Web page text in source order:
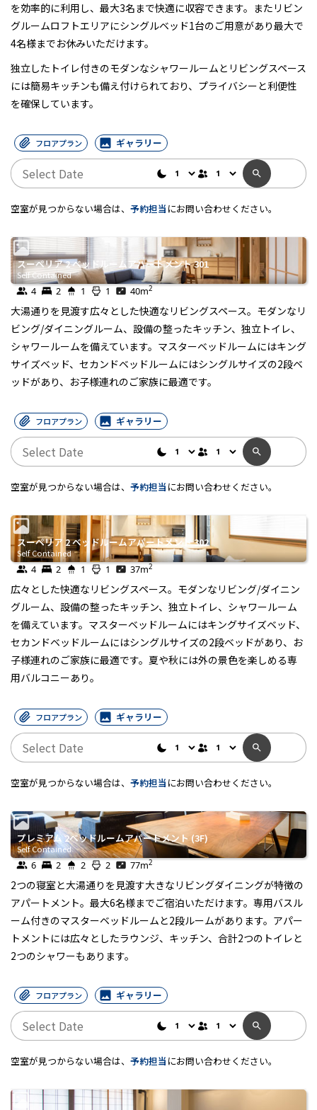
を効率的に利用し、最大3名まで快適に収容できます。またリビン
グルームロフトエリアにシングルベッド1台のご用意があり最大で
4名様までお休みいただけます。
独立したトイレ付きのモダンなシャワールームとリビングスペース
には簡易キッチンも備え付けられており、プライバシーと利便性
を確保しています。
フロアプラン ギャラリー
空室が見つからない場合は、 予約担当 にお問い合わせください。
スーペリア 2 ベッドルームアパートメント 301
Self Contained
4 2 1 1 40m2
大湯通りを見渡す広々とした快適なリビングスペース。モダンなリ
ビング/ダイニングルーム、設備の整ったキッチン、独立トイレ、
シャワールームを備えています。マスターベッドルームにはキング
サイズベッド、セカンドベッドルームにはシングルサイズの2段ベ
ッドがあり、お子様連れのご家族に最適です。
フロアプラン ギャラリー
空室が見つからない場合は、 予約担当 にお問い合わせください。
スーペリア 2 ベッドルームアパートメント 302
Self Contained
4 2 1 1 37m2
広々とした快適なリビングスペース。モダンなリビング/ダイニン
グルーム、設備の整ったキッチン、独立トイレ、シャワールーム
を備えています。マスターベッドルームにはキングサイズベッド、
セカンドベッドルームにはシングルサイズの2段ベッドがあり、お
子様連れのご家族に最適です。夏や秋には外の景色を楽しめる専
用バルコニーあり。
フロアプラン ギャラリー
空室が見つからない場合は、 予約担当 にお問い合わせください。
プレミアム 2ベッドルームアパートメント (3F)
Self Contained
6 2 2 2 77m2
2つの寝室と大湯通りを見渡す大きなリビングダイニングが特徴の
アパートメント。最大6名様までご宿泊いただけます。専用バスル
ーム付きのマスターベッドルームと2段ルームがあります。アパー
トメントには広々としたラウンジ、キッチン、合計2つのトイレと
2つのシャワーもあります。
フロアプラン ギャラリー
空室が見つからない場合は、 予約担当 にお問い合わせください。